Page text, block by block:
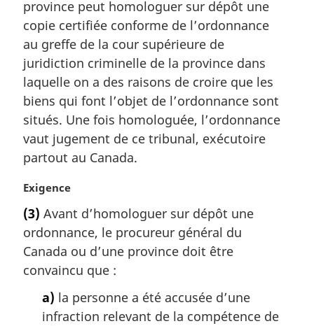
m
a
g
i
n
a
e
:
province peut homologuer sur dépôt une
copie certifiée conforme de l’ordonnance
au greffe de la cour supérieure de
juridiction criminelle de la province dans
laquelle on a des raisons de croire que les
biens qui font l’objet de l’ordonnance sont
situés. Une fois homologuée, l’ordonnance
vaut jugement de ce tribunal, exécutoire
partout au Canada.
N
t
e
m
a
Exigence
(3) Avant d’homologuer sur dépôt une
ordonnance, le procureur général du
Canada ou d’une province doit être
convaincu que :
a) la personne a été accusée d’une
infraction relevant de la compétence de